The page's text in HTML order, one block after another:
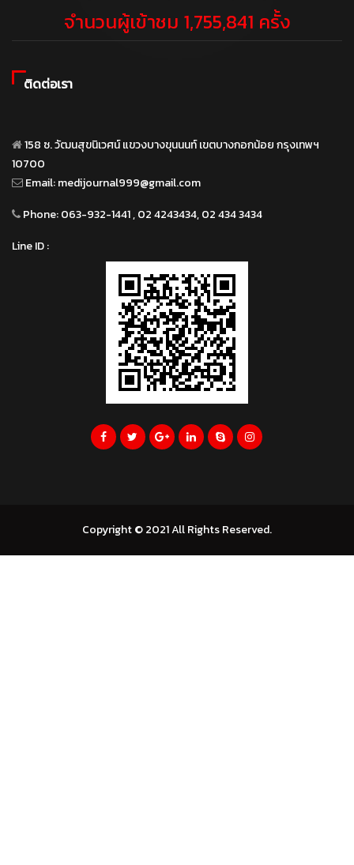
จำนวนผู้เข้าชม 1,755,841 ครั้ง
ติดต่อเรา
158 ซ. วัฒนสุขนิเวศน์ แขวงบางขุนนนท์ เขตบางกอกน้อย กรุงเทพฯ
10700
Email:medijournal999@gmail.com
Phone:063-932-1441 , 02 4243434, 02 434 3434
Line ID :
Copyright © 2021 All Rights Reserved.